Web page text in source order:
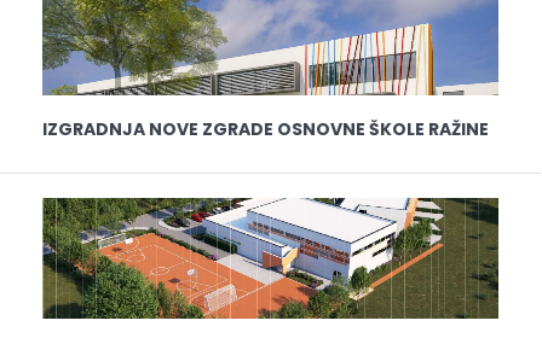
IZGRADNJA NOVE ZGRADE OSNOVNE ŠKOLE RAŽINE